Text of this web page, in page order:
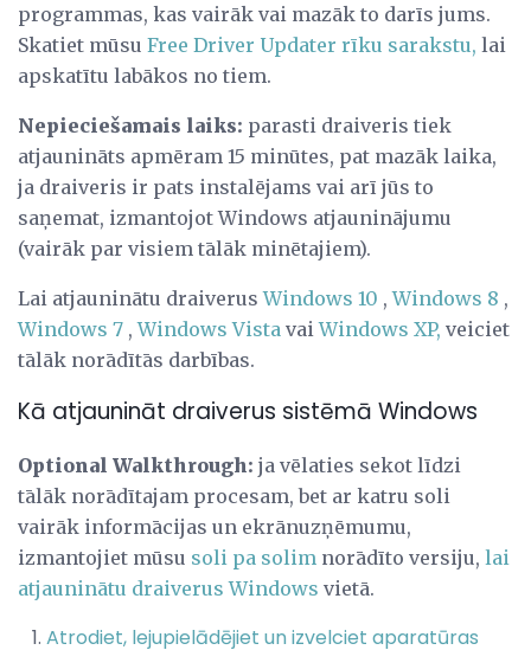
programmas, kas vairāk vai mazāk to darīs jums.
Skatiet mūsu Free Driver Updater rīku sarakstu, lai
apskatītu labākos no tiem.
Nepieciešamais laiks: parasti draiveris tiek
atjaunināts apmēram 15 minūtes, pat mazāk laika,
ja draiveris ir pats instalējams vai arī jūs to
saņemat, izmantojot Windows atjauninājumu
(vairāk par visiem tālāk minētajiem).
Lai atjauninātu draiverusWindows 10 ,Windows 8 ,
Windows 7 ,Windows Vista vaiWindows XP, veiciet
tālāk norādītās darbības.
Kā atjaunināt draiverus sistēmā Windows
Optional Walkthrough: ja vēlaties sekot līdzi
tālāk norādītajam procesam, bet ar katru soli
vairāk informācijas un ekrānuzņēmumu,
izmantojiet mūsu soli pa solim norādīto versiju, lai
atjauninātu draiverus Windows vietā.
Atrodiet, lejupielādējiet un izvelciet aparatūras